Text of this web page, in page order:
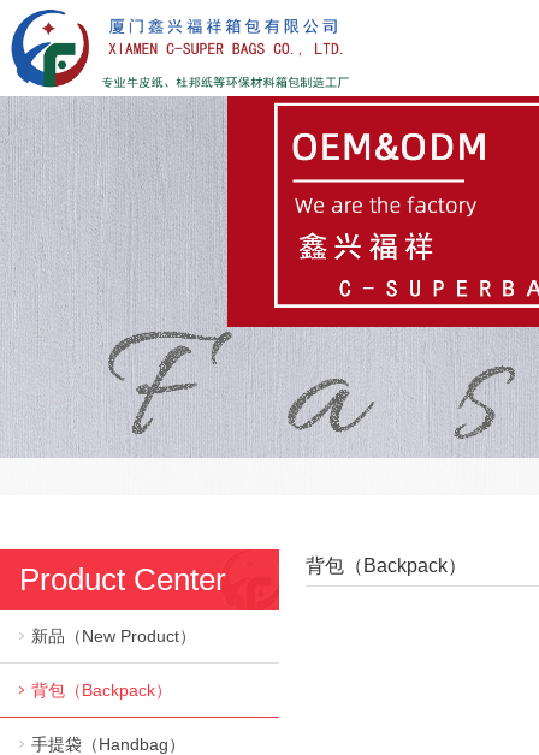
Product Center
新品（New Product）
背包（Backpack）
手提袋（Handbag）
背包（Backpack）